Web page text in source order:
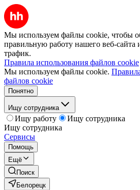
Мы используем файлы cookie, чтобы
правильную работу нашего веб-сайта
трафик.
Правила использования файлов cookie
Мы используем файлы cookie.
файлов cookie
Понятно
Ищу сотрудника
Ищу работу
Ищу сотрудника
Ищу сотрудника
Сервисы
Помощь
Ещё
Поиск
Белорецк